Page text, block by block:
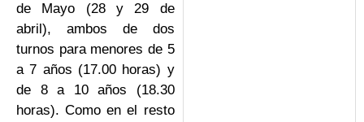
de Mayo (28 y 29 de
abril), ambos de dos
turnos para menores de 5
a 7 años (17.00 horas) y
de 8 a 10 años (18.30
horas). Como en el resto